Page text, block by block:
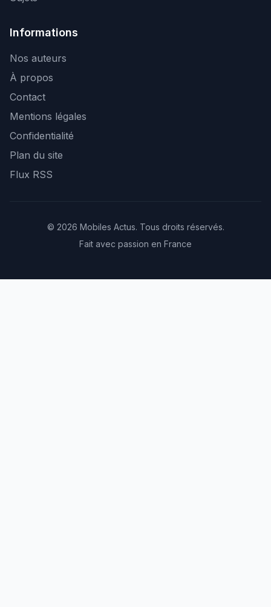
Informations
Nos auteurs
À propos
Contact
Mentions légales
Confidentialité
Plan du site
Flux RSS
© 2026 Mobiles Actus. Tous droits réservés.
Fait avec passion en France